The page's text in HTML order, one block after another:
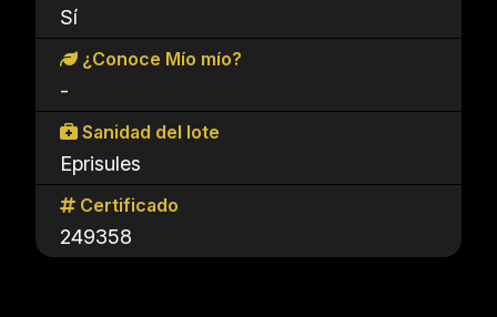
Sí
¿Conoce Mío mío?
-
Sanidad del lote
Eprisules
Certificado
249358